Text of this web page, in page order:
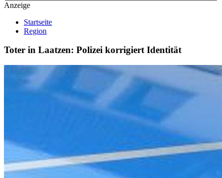
Anzeige
Startseite
Region
Toter in Laatzen: Polizei korrigiert Identität